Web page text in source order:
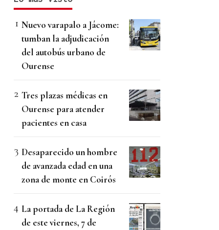
Nuevo varapalo a Jácome:
tumban la adjudicación
del autobús urbano de
Ourense
Tres plazas médicas en
Ourense para atender
pacientes en casa
Desaparecido un hombre
de avanzada edad en una
zona de monte en Coirós
La portada de La Región
de este viernes, 7 de